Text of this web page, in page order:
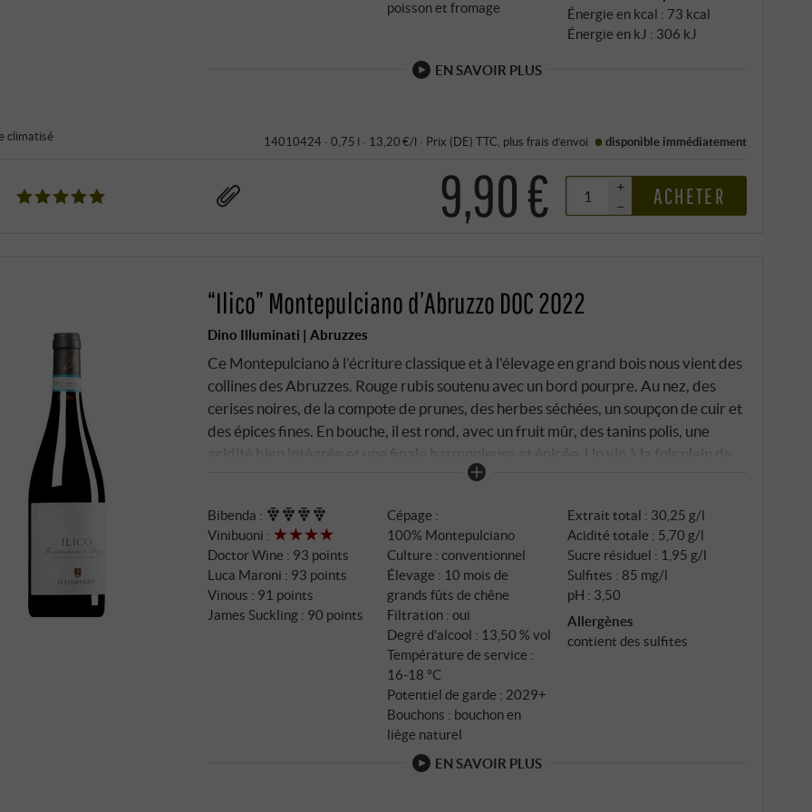
poisson et fromage
Énergie en kcal : 73 kcal
Énergie en kJ : 306 kJ
EN SAVOIR PLUS
climatisé 14010424 · 0,75 l · 13,20 €/l · Prix (DE) TTC , plus frais d’envoi disponible immédiatement
9,90 €
+
–
ACHETER
“Ilico” Montepulciano d’Abruzzo DOC 2022
Dino Illuminati | Abruzzes
Ce Montepulciano à l'écriture classique et à l'élevage en grand bois nous vient des
collines des Abruzzes. Rouge rubis soutenu avec un bord pourpre. Au nez, des
cerises noires, de la compote de prunes, des herbes séchées, un soupçon de cuir et
des épices fines. En bouche, il est rond, avec un fruit mûr, des tanins polis, une
acidité bien intégrée et une finale harmonieuse et épicée. Un vin à la fois plein de
caractère et accessible, avec une belle expression régionale – terre à terre,
Bibenda :
Vinibuoni :
Doctor Wine : 93 points
Luca Maroni : 93 points
Vinous : 91 points
James Suckling: 90 points
Cépage :
100% Montepulciano
Culture : conventionnel
Élevage : 10 mois de
grands fûts de chêne
Filtration : oui
Degré d'alcool : 13,50 % vol
Température de service :
16‑18 °C
Potentiel de garde : 2029+
Bouchons : bouchon en
liège naturel
Extrait total : 30,25 g/l
Acidité totale : 5,70 g/l
Sucre résiduel : 1,95 g/l
Sulfites : 85 mg/l
pH : 3,50
Allergènes
contient des sulfites
EN SAVOIR PLUS